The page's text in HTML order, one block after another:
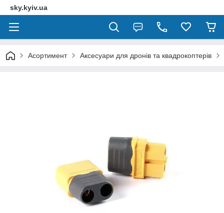
sky.kyiv.ua
Асортимент Аксесуари для дронів та квадрокоптерів